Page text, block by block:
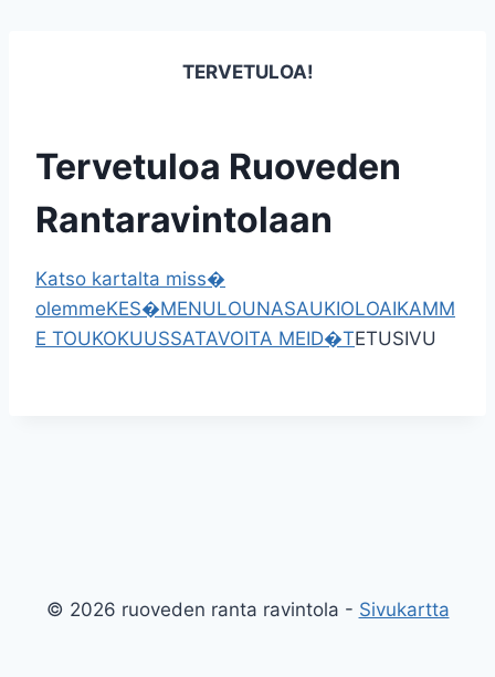
TERVETULOA!
Tervetuloa Ruoveden
Rantaravintolaan
Katso kartalta miss�
olemmeKES�MENULOUNASAUKIOLOAIKAMM
E TOUKOKUUSSATAVOITA MEID�TETUSIVU
© 2026 ruoveden ranta ravintola - Sivukartta